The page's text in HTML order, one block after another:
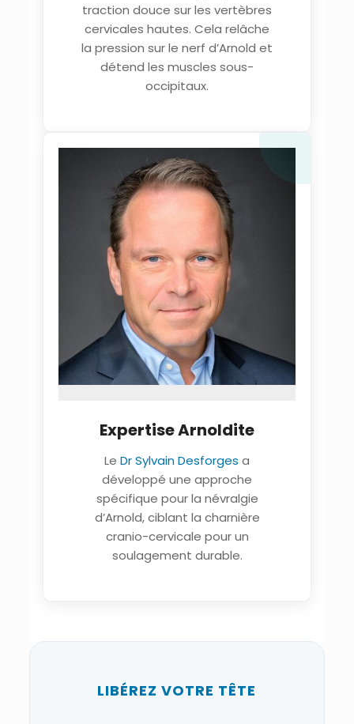
traction douce sur les vertèbres
cervicales hautes. Cela relâche
la pression sur le nerf d’Arnold et
détend les muscles sous-
occipitaux.
Expertise Arnoldite
Le Dr Sylvain Desforges a
développé une approche
spécifique pour la névralgie
d’Arnold, ciblant la charnière
cranio-cervicale pour un
soulagement durable.
LIBÉREZ VOTRE TÊTE